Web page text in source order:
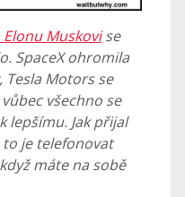
Muskovise
SpaceX ohromila
Motors se
všechno se
lepšímu. Jak přijal
to je telefonovat
máte na sobě